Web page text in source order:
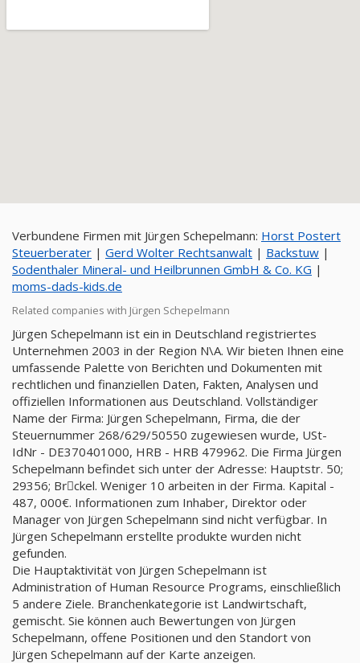
Verbundene Firmen mit Jürgen Schepelmann: Horst Postert
Steuerberater | Gerd Wolter Rechtsanwalt | Backstuw |
Sodenthaler Mineral- und Heilbrunnen GmbH & Co. KG |
moms-dads-kids.de
Related companies with Jürgen Schepelmann
Jürgen Schepelmann ist ein in Deutschland registriertes
Unternehmen 2003 in der Region N\A. Wir bieten Ihnen eine
umfassende Palette von Berichten und Dokumenten mit
rechtlichen und finanziellen Daten, Fakten, Analysen und
offiziellen Informationen aus Deutschland. Vollständiger
Name der Firma: Jürgen Schepelmann, Firma, die der
Steuernummer 268/629/50550 zugewiesen wurde, USt-
IdNr - DE370401000, HRB - HRB 479962. Die Firma Jürgen
Schepelmann befindet sich unter der Adresse: Hauptstr. 50;
29356; Brِckel. Weniger 10 arbeiten in der Firma. Kapital -
487, 000€. Informationen zum Inhaber, Direktor oder
Manager von Jürgen Schepelmann sind nicht verfügbar. In
Jürgen Schepelmann erstellte produkte wurden nicht
gefunden.
Die Hauptaktivität von Jürgen Schepelmann ist
Administration of Human Resource Programs, einschließlich
5 andere Ziele. Branchenkategorie ist Landwirtschaft,
gemischt. Sie können auch Bewertungen von Jürgen
Schepelmann, offene Positionen und den Standort von
Jürgen Schepelmann auf der Karte anzeigen.